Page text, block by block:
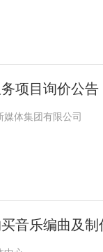
项目询价公告
媒体集团有限公司
音乐编曲及